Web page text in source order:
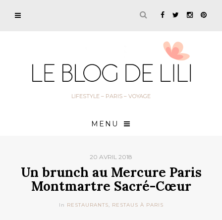
LIFESTYLE – PARIS – VOYAGE
MENU
20 AVRIL 2018
Un brunch au Mercure Paris
Montmartre Sacré-Cœur
In RESTAURANTS, RESTAUS À PARIS